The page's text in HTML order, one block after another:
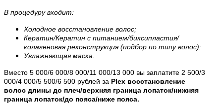
В процедуру входит:
Холодное восстановление волос;
Кератин/Кератин с питанием/биксипластия/
колагеновая реконструкция (подбор по типу волос);
Увлажняющая маска.
Вместо 5 000/6 000/8 000/11 000/13 000 вы заплатите 2 500/3
000/4 000/5 500/6 500 рублей за Plex восстановление
волос длины до плеч/верхняя граница лопаток/нижняя
граница лопаток/до пояса/ниже пояса.